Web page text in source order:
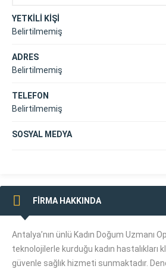
YETKİLİ KİŞİ
Belirtilmemiş
ADRES
Belirtilmemiş
TELEFON
Belirtilmemiş
SOSYAL MEDYA
FİRMA HAKKINDA
Antalya’nın ünlü Kadın Doğum Uzmanı
teknolojilerle kurduğu kadın hastalıkları
güvenle sağlık hizmeti sunmaktadır.